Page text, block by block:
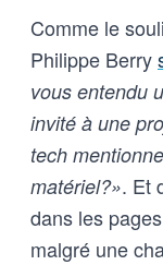
Comme le
Philippe Berry
vous entendu
invité à une
tech
matériel?». Et
dans les
malgré une